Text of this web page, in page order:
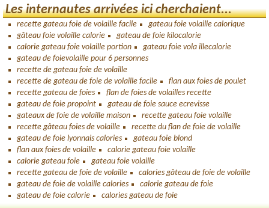
Les internautes arrivées ici cherchaient...
recette gateau foie de volaille facile
gateau foie volaille calorique
gâteau foie volaille calorie
gateau de foie kilocalorie
calorie gateau foie volaille portion
gateau foie vola illecalorie
gateau de foievolaille pour 6 personnes
recette de gateau foie de volaille
recette de gateau de foie de volaille facile
flan aux foies de poulet
recette gateau de foies
flan de foies de volailles recette
gateau de foie propoint
gateau de foie sauce ecrevisse
gateaux de foie de volaille maison
recette gateau foie volaille
recette gâteau foies de volaille
recette du flan de foie de volaille
gateau de foie lyonnais calories
gateau foie blond
flan aux foies de volaille
calorie gateau foie volaille
calorie gateau foie
gateau foie volaille
recette gateau de foie de volaille
calories gâteau de foie de volaille
gateau de foie de volaille calories
calorie gateau de foie
gateau de foie calorie
calories gateau de foie